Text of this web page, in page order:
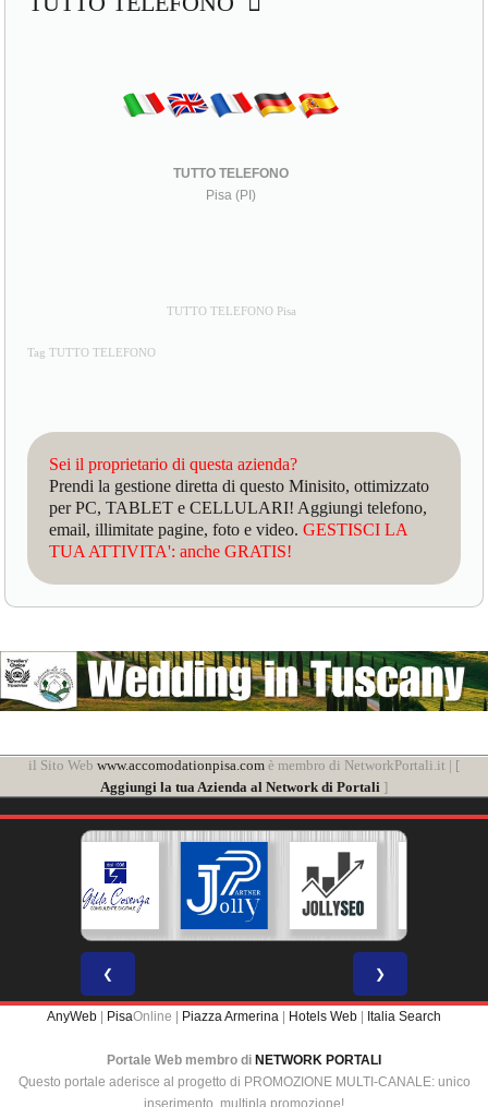
TUTTO TELEFONO
Pisa (PI)
TUTTO TELEFONO Pisa
Tag TUTTO TELEFONO
Sei il proprietario di questa azienda?
Prendi la gestione diretta di questo Minisito, ottimizzato
per PC, TABLET e CELLULARI! Aggiungi telefono,
email, illimitate pagine, foto e video.GESTISCI LA
TUA ATTIVITA': anche GRATIS!
il Sito Web www.accomodationpisa.com è membro di NetworkPortali.it | [
Aggiungi la tua Azienda al Network di Portali ]
❮ ❯
AnyWeb PisaOnline | Piazza Armerina Hotels Web Italia Search
Portale Web membro di NETWORK PORTALI
Questo portale aderisce al progetto di PROMOZIONE MULTI-CANALE: unico
inserimento, multipla promozione!